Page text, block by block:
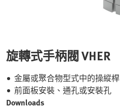
旋轉式手柄閥 VHER
金屬或聚合物型式中的操縱桿
前面板安裝、通孔或安裝孔
Downloads